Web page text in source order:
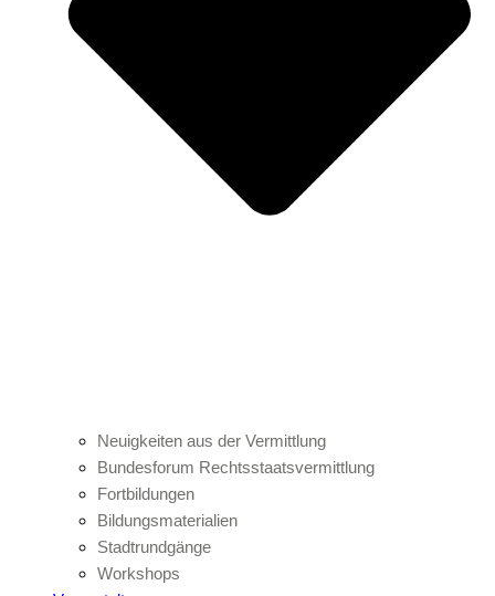
Neuigkeiten aus der Vermittlung
Bundesforum Rechtsstaatsvermittlung
Fortbildungen
Bildungsmaterialien
Stadtrundgänge
Workshops